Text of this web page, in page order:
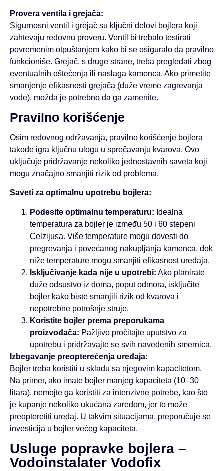
Provera ventila i grejača:
Sigurnosni ventil i grejač su ključni delovi bojlera koji
zahtevaju redovnu proveru. Ventil bi trebalo testirati
povremenim otpuštanjem kako bi se osiguralo da pravilno
funkcioniše. Grejač, s druge strane, treba pregledati zbog
eventualnih oštećenja ili naslaga kamenca. Ako primetite
smanjenje efikasnosti grejača (duže vreme zagrevanja
vode), možda je potrebno da ga zamenite.
Pravilno korišćenje
Osim redovnog održavanja, pravilno korišćenje bojlera
takođe igra ključnu ulogu u sprečavanju kvarova. Ovo
uključuje pridržavanje nekoliko jednostavnih saveta koji
mogu značajno smanjiti rizik od problema.
Saveti za optimalnu upotrebu bojlera:
Podesite optimalnu temperaturu: Idealna
temperatura za bojler je između 50 i 60 stepeni
Celzijusa. Više temperature mogu dovesti do
pregrevanja i povećanog nakupljanja kamenca, dok
niže temperature mogu smanjiti efikasnost uređaja.
Isključivanje kada nije u upotrebi: Ako planirate
duže odsustvo iz doma, poput odmora, isključite
bojler kako biste smanjili rizik od kvarova i
nepotrebne potrošnje struje.
Koristite bojler prema preporukama
proizvođača: Pažljivo pročitajte uputstvo za
upotrebu i pridržavajte se svih navedenih smernica.
Izbegavanje preopterećenja uređaja:
Bojler treba koristiti u skladu sa njegovim kapacitetom.
Na primer, ako imate bojler manjeg kapaciteta (10–30
litara), nemojte ga koristiti za intenzivne potrebe, kao što
je kupanje nekoliko ukućana zaredom, jer to može
preopteretiti uređaj. U takvim situacijama, preporučuje se
investicija u bojler većeg kapaciteta.
Usluge popravke bojlera –
Vodoinstalater Vodofix